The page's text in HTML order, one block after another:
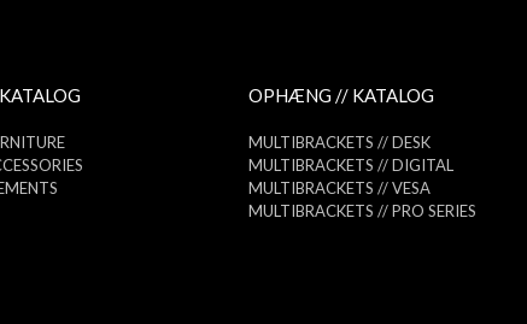
OPHÆNG // KATALOG
MULTIBRACKETS // DESK
MULTIBRACKETS // DIGITAL
MULTIBRACKETS // VESA
MULTIBRACKETS // PRO SERIES